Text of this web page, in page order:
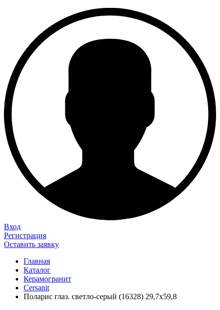
Вход
Регистрация
Оставить заявку
Главная
Каталог
Керамогранит
Cersanit
Поларис глаз. светло-серый (16328) 29,7x59,8